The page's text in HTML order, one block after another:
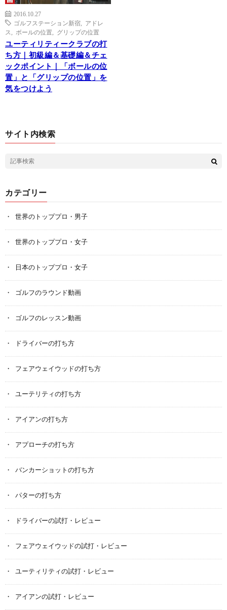
2016.10.27
ゴルフステーション新宿
アドレ
ス
ボールの位置 グリップの位置
ユーティリティークラブの打
ち方｜初級編＆基礎編＆チェ
ックポイント｜「ボールの位
置」と「グリップの位置」を
気をつけよう
サイト内検索
カテゴリー
世界のトッププロ・男子
世界のトッププロ・女子
日本のトッププロ・女子
ゴルフのラウンド動画
ゴルフのレッスン動画
ドライバーの打ち方
フェアウェイウッドの打ち方
ユーテリティの打ち方
アイアンの打ち方
アプローチの打ち方
バンカーショットの打ち方
パターの打ち方
ドライバーの試打・レビュー
フェアウェイウッドの試打・レビュー
ユーティリティの試打・レビュー
アイアンの試打・レビュー